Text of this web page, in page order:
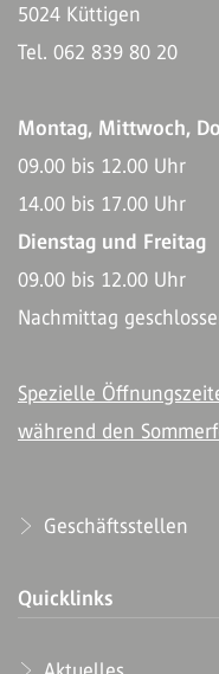
5024 Küttigen
Tel. 062 839 80 20
Montag, Mittwoch,
09.00 bis 12.00 Uhr
14.00 bis 17.00 Uhr
Dienstag und Freitag
09.00 bis 12.00 Uhr
Nachmittag
Spezielle
während den
Geschäftsstellen
Quicklinks